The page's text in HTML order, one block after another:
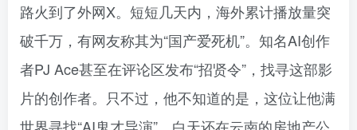
路火到了外网X。短短几天内，海外累计播放量突
破千万，有网友称其为“国产爱死机”。知名AI创作
者PJ Ace甚至在评论区发布“招贤令”，找寻这部影
片的创作者。只不过，他不知道的是，这位让他满